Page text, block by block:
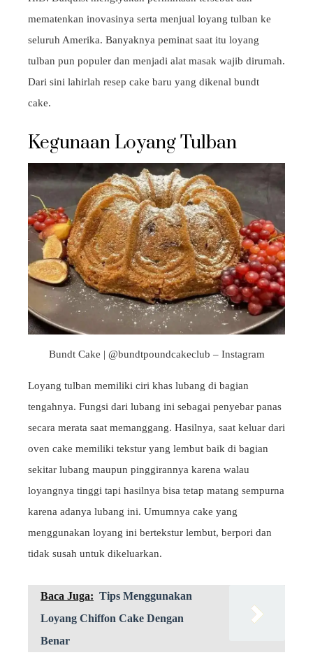
mematenkan inovasinya serta menjual loyang tulban ke
seluruh Amerika. Banyaknya peminat saat itu loyang
tulban pun populer dan menjadi alat masak wajib dirumah.
Dari sini lahirlah resep cake baru yang dikenal bundt
cake.
Kegunaan Loyang Tulban
Bundt Cake | @bundtpoundcakeclub – Instagram
Loyang tulban memiliki ciri khas lubang di bagian
tengahnya. Fungsi dari lubang ini sebagai penyebar panas
secara merata saat memanggang. Hasilnya, saat keluar dari
oven cake memiliki tekstur yang lembut baik di bagian
sekitar lubang maupun pinggirannya karena walau
loyangnya tinggi tapi hasilnya bisa tetap matang sempurna
karena adanya lubang ini. Umumnya cake yang
menggunakan loyang ini bertekstur lembut, berpori dan
tidak susah untuk dikeluarkan.
Baca Juga: Tips Menggunakan
Loyang Chiffon Cake Dengan
Benar